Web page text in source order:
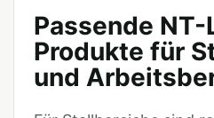
Passende NT-
Produkte für
und